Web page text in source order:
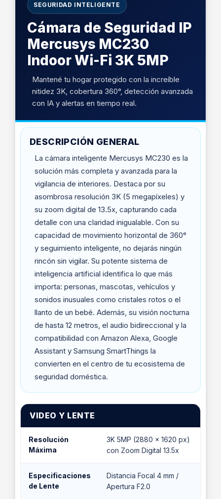
SEGURIDAD INTELIGENTE
Cámara de Seguridad IP
Mercusys MC230
Indoor Wi-Fi 3K 5MP
Mantené tu hogar protegido con la increíble
nitidez 3K, cobertura 360°, detección avanzada
con IA y alertas en tiempo real.
DESCRIPCIÓN GENERAL
La cámara inteligente Mercusys MC230 es la
solución más completa y avanzada para la
vigilancia de interiores. Destaca por su
asombrosa resolución 3K (5 megapíxeles) y
su zoom digital de 13.5x, capturando cada
detalle con una claridad inigualable. Con su
capacidad de movimiento horizontal de 360°
y seguimiento inteligente, no dejarás ningún
rincón sin vigilar. Su potente sistema de
inteligencia artificial identifica lo que más
importa: personas, mascotas, vehículos y
sonidos inusuales como cristales rotos o el
llanto de un bebé. Además, su visión nocturna
de hasta 12 metros, el audio bidireccional y la
compatibilidad con Amazon Alexa, Google
Assistant y Samsung SmartThings la
convierten en el centro de tu ecosistema de
seguridad doméstica.
VIDEO Y LENTE
Resolución
Máxima
3K 5MP (2880 × 1620 px)
con Zoom Digital 13.5x
Especificaciones
de Lente
Distancia Focal 4 mm /
Apertura F2.0